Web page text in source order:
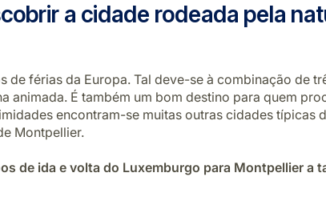
a cidade rodeada pela
de férias da Europa. Tal deve-se à combinação de
É também um bom destino para quem
encontram-se muitas outras cidades típicas
Montpellier.
de ida e volta do Luxemburgo para Montpellier a